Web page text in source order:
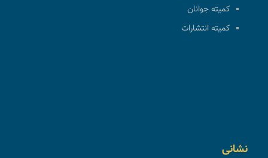
کمیته جوانان
کمیته انتشارات
نشانی